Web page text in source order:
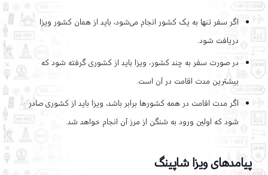
اگر سفر تنها به یک کشور انجام می‌شود، باید از همان کشور ویزا
دریافت شود.
در صورت سفر به چند کشور، ویزا باید از کشوری گرفته شود که
بیشترین مدت اقامت در آن است.
اگر مدت اقامت در همه کشورها برابر باشد، ویزا باید از کشوری صادر
شود که اولین ورود به شنگن از مرز آن انجام خواهد شد.
پیامدهای ویزا شاپینگ